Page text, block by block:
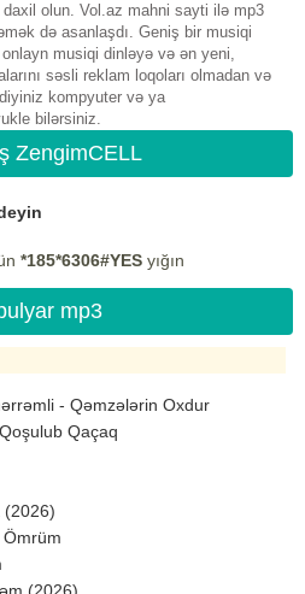
olun. Vol.az mahni sayti ilə mp3
də asanlaşdı. Geniş bir musiqi
musiqi dinləyə və ən yeni,
səsli reklam loqoları olmadan və
kompyuter və ya
bilərsiniz.
ZengimCELL
*185*6306#YES yığın
mp3
- Qəmzələrin Oxdur
Qaçaq
(2026)